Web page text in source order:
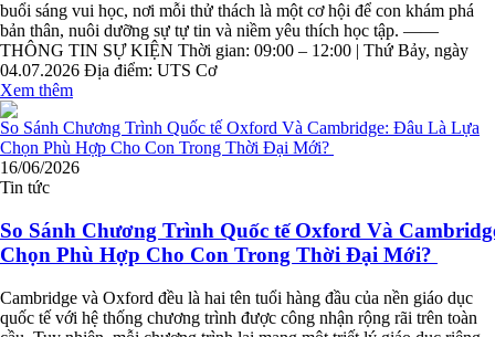
buổi sáng vui học, nơi mỗi thử thách là một cơ hội để con khám phá
bản thân, nuôi dưỡng sự tự tin và niềm yêu thích học tập. ——
THÔNG TIN SỰ KIỆN Thời gian: 09:00 – 12:00 | Thứ Bảy, ngày
04.07.2026 Địa điểm: UTS Cơ
Xem thêm
16/06/2026
Tin tức
So Sánh Chương Trình Quốc tế Oxford Và
Chọn Phù Hợp Cho Con Trong Thời Đại Mới?
Cambridge và Oxford đều là hai tên tuổi hàng đầu của nền giáo dục
quốc tế với hệ thống chương trình được công nhận rộng rãi trên toàn